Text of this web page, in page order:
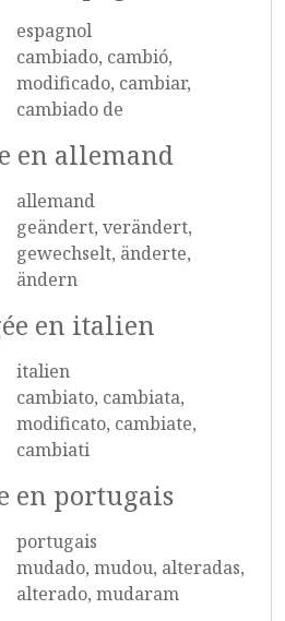
espagnol
cambiado, cambió,
modificado, cambiar,
cambiado de
en allemand
allemand
geändert, verändert,
gewechselt, änderte,
ändern
en italien
italien
cambiato, cambiata,
modificato, cambiate,
cambiati
en portugais
portugais
mudado, mudou, alteradas,
alterado, mudaram